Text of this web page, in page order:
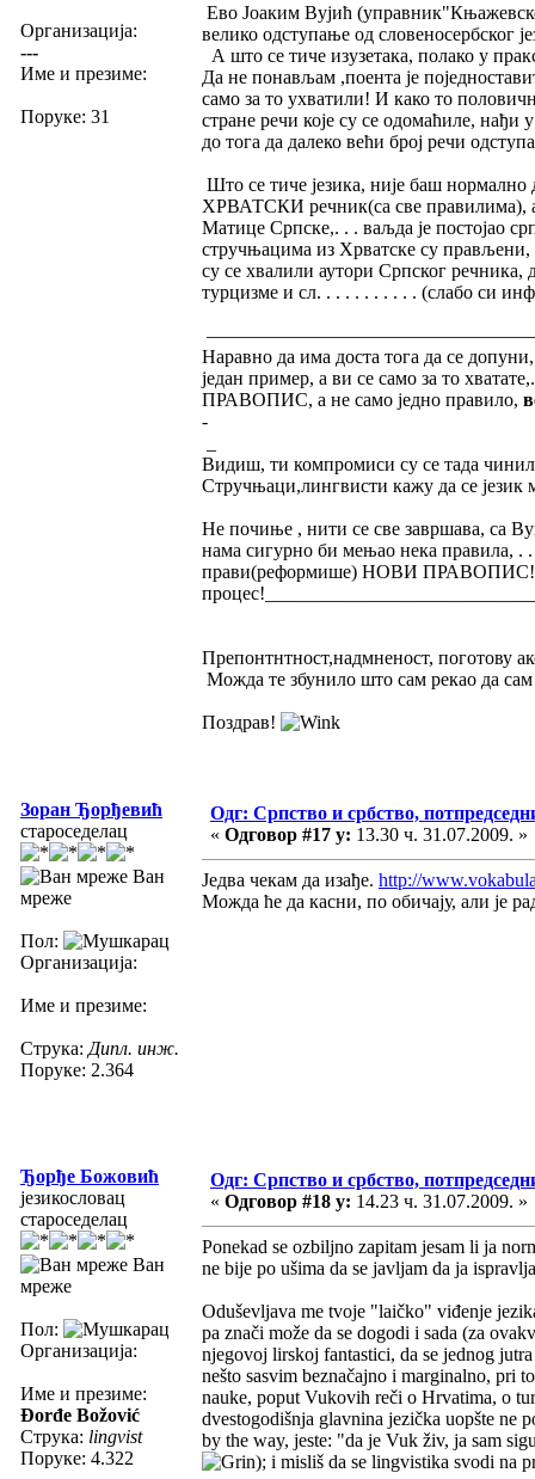
Организација:
---
Име и презиме:
Поруке: 31
Ево Јоаким Вујић
велико одступање од словеносербског
А што се тиче изузетака, полако у
Да не понављам ,поента је
само за то ухватили! И како то
стране речи које су се одомаћиле,
до тога да далеко већи број речи
Што се тиче језика, није баш
ХРВАТСКИ речник(са све правилима), а
Матице Српске,. . . ваљда је постојао
стручњацима из Хрватске су
су се хвалили аутори Српског речника,
турцизме и сл. . . . . . . . . . . (слабо си
Наравно да има доста тога да се
један пример, а ви се само за то
ПРАВОПИС, а не само једно правило,
-
Видиш, ти компромиси су се тада
Стручњаци,лингвисти кажу да се језик
Не почиње , нити се све завршава, са
нама сигурно би мењао нека правила, . .
прави(реформише) НОВИ
Препонтнтност,надмненост, поготову
Можда те збунило што сам рекао да
Поздрав!
Зоран Ђорђевић
староседелац
Ван
мреже
Пол:
Организација:
Име и презиме:
Струка: Дипл. инж.
Поруке: 2.364
Одг: Српство и србство,
« Одговор #17 у: 13.30 ч. 31.07.2009. »
Једва чекам да изађе. http://
Можда ће да касни, по обичају, али је
Ђорђе Божовић
језикословац
староседелац
Ван
мреже
Пол:
Организација:
Име и презиме:
Đorđe Božović
Струка: lingvist
Поруке: 4.322
Одг: Српство и србство,
« Одговор #18 у: 14.23 ч. 31.07.2009. »
Ponekad se ozbiljno zapitam jesam li ja
ne bije po ušima da se javljam da ja
Oduševljava me tvoje "laičko" viđenje
pa znači može da se dogodi i sada (za
njegovoj lirskoj fantastici, da se jednog
nešto sasvim beznačajno i marginalno, pri
nauke, poput Vukovih reči o Hrvatima, o
dvestogodišnja glavnina jezička uopšte ne
by the way, jeste: "da je Vuk živ, ja sam
); i misliš da se lingvistika svodi na